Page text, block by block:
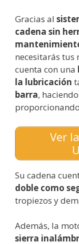
Gracias al
cadena sin
necesitarás tus
cuenta con una
la lubricación
barra,
proporcionando
Ver
Su cadena
doble como
tropiezos y
Además, la
sierra